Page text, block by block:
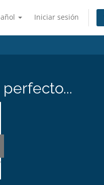
Iniciar sesión